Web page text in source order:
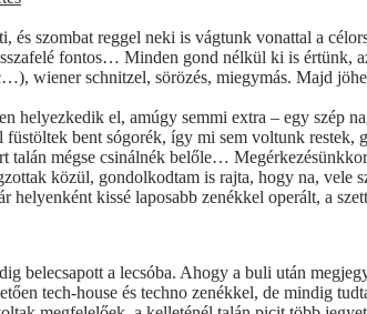
és szombat reggel neki is vágtunk vonattal a
fontos… Minden gond nélkül ki is értünk,
wiener schnitzel, sörözés, miegymás. Majd
el, amúgy semmi extra – egy szép
bent sógorék, így mi sem voltunk
mégse csinálnék belőle…
közül, gondolkodtam is rajta, hogy na,
kissé laposabb zenékkel operált, a
belecsapott a lecsóba. Ahogy a buli után
tech-house és techno zenékkel, de mindig